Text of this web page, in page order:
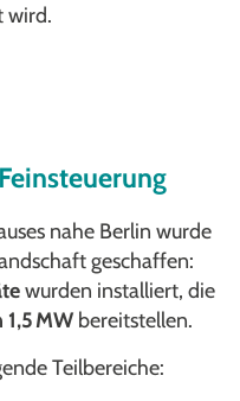
wird.
nahe Berlin wurde
geschaffen:
wurden installiert, die
MW bereitstellen.
Teilbereiche: